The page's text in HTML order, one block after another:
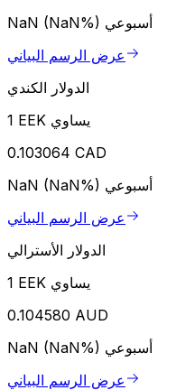
NaN (NaN%) أسبوعي
عرض الرسم البياني
الدولار الكندي
1 EEK يساوي
0.103064 CAD
NaN (NaN%) أسبوعي
عرض الرسم البياني
الدولار الأسترالي
1 EEK يساوي
0.104580 AUD
NaN (NaN%) أسبوعي
عرض الرسم البياني